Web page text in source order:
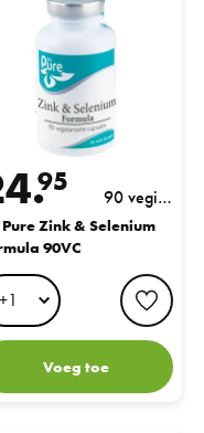
95
90 vegi c
aps
Pure Zink & Selenium
90VC
Voeg toe